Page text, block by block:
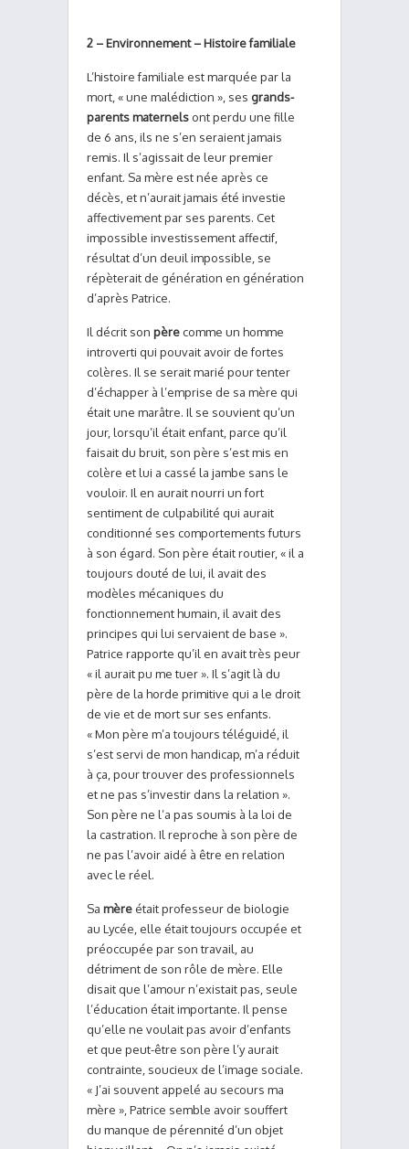
2 –Environnement – Histoire familiale
L’histoire familiale est marquée par la
mort, « une malédiction », ses grands-
parents maternels ont perdu une fille
de 6 ans, ils ne s’en seraient jamais
remis. Il s’agissait de leur premier
enfant. Sa mère est née après ce
décès, et n’aurait jamais été investie
affectivement par ses parents. Cet
impossible investissement affectif,
résultat d’un deuil impossible, se
répèterait de génération en génération
d’après Patrice.
Il décrit son père comme un homme
introverti qui pouvait avoir de fortes
colères. Il se serait marié pour tenter
d’échapper à l’emprise de sa mère qui
était une marâtre. Il se souvient qu’un
jour, lorsqu’il était enfant, parce qu’il
faisait du bruit, son père s’est mis en
colère et lui a cassé la jambe sans le
vouloir. Il en aurait nourri un fort
sentiment de culpabilité qui aurait
conditionné ses comportements futurs
à son égard. Son père était routier, « il a
toujours douté de lui, il avait des
modèles mécaniques du
fonctionnement humain, il avait des
principes qui lui servaient de base ».
Patrice rapporte qu’il en avait très peur
« il aurait pu me tuer ». Il s’agit là du
père de la horde primitive qui a le droit
de vie et de mort sur ses enfants.
« Mon père m’a toujours téléguidé, il
s’est servi de mon handicap, m’a réduit
à ça, pour trouver des professionnels
et ne pas s’investir dans la relation ».
Son père ne l’a pas soumis à la loi de
la castration. Il reproche à son père de
ne pas l’avoir aidé à être en relation
avec le réel.
Sa mère était professeur de biologie
au Lycée, elle était toujours occupée et
préoccupée par son travail, au
détriment de son rôle de mère. Elle
disait que l’amour n’existait pas, seule
l’éducation était importante. Il pense
qu’elle ne voulait pas avoir d’enfants
et que peut-être son père l’y aurait
contrainte, soucieux de l’image sociale.
« J’ai souvent appelé au secours ma
mère », Patrice semble avoir souffert
du manque de pérennité d’un objet